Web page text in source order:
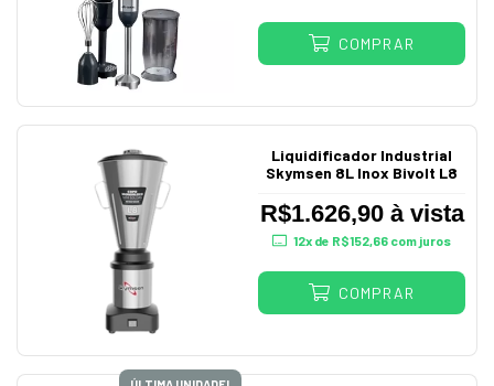
COMPRAR
Liquidificador Industrial
Skymsen 8L Inox Bivolt L8
R$1.626,90 à vista
12x de R$152,66 com juros
COMPRAR